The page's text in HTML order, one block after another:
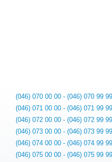
(046) 070 00 00 - (046) 070 99 99
(046) 071 00 00 - (046) 071 99 99
(046) 072 00 00 - (046) 072 99 99
(046) 073 00 00 - (046) 073 99 99
(046) 074 00 00 - (046) 074 99 99
(046) 075 00 00 - (046) 075 99 99